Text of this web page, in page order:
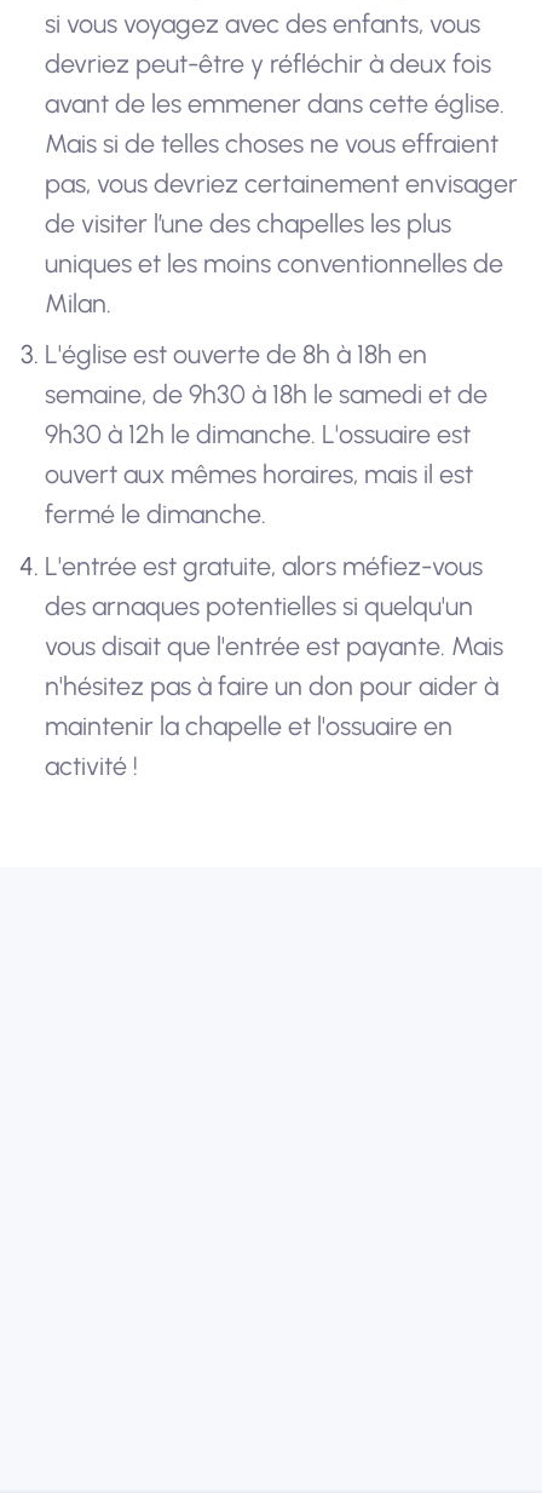
si vous voyagez avec des enfants, vous
devriez peut-être y réfléchir à deux fois
avant de les emmener dans cette église.
Mais si de telles choses ne vous effraient
pas, vous devriez certainement envisager
de visiter l’une des chapelles les plus
uniques et les moins conventionnelles de
Milan.
L'église est ouverte de 8h à 18h en
semaine, de 9h30 à 18h le samedi et de
9h30 à 12h le dimanche. L'ossuaire est
ouvert aux mêmes horaires, mais il est
fermé le dimanche.
L'entrée est gratuite, alors méfiez-vous
des arnaques potentielles si quelqu'un
vous disait que l'entrée est payante. Mais
n'hésitez pas à faire un don pour aider à
maintenir la chapelle et l'ossuaire en
activité !